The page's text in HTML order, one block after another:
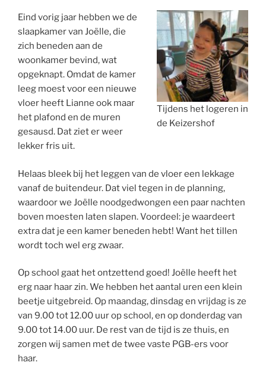
Tijdens het logeren in
de Keizershof
Eind vorig jaar hebben we de
slaapkamer van Joëlle, die
zich beneden aan de
woonkamer bevind, wat
opgeknapt. Omdat de kamer
leeg moest voor een nieuwe
vloer heeft Lianne ook maar
het plafond en de muren
gesausd. Dat ziet er weer
lekker fris uit.
Helaas bleek bij het leggen van de vloer een lekkage
vanaf de buitendeur. Dat viel tegen in de planning,
waardoor we Joëlle noodgedwongen een paar nachten
boven moesten laten slapen. Voordeel: je waardeert
extra dat je een kamer beneden hebt! Want het tillen
wordt toch wel erg zwaar.
Op school gaat het ontzettend goed! Joëlle heeft het
erg naar haar zin. We hebben het aantal uren een klein
beetje uitgebreid. Op maandag, dinsdag en vrijdag is ze
van 9.00 tot 12.00 uur op school, en op donderdag van
9.00 tot 14.00 uur. De rest van de tijd is ze thuis, en
zorgen wij samen met de twee vaste PGB-ers voor
haar.